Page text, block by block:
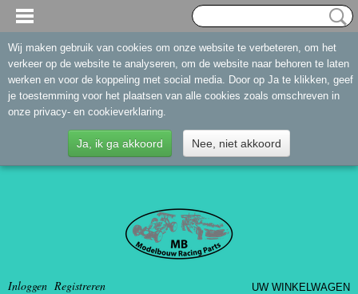
Inloggen Registreren
UW WINKELWAGEN
Wij maken gebruik van cookies om onze website te verbeteren, om het
verkeer op de website te analyseren, om de website naar behoren te laten
werken en voor de koppeling met social media. Door op Ja te klikken, geef
je toestemming voor het plaatsen van alle cookies zoals omschreven in
onze privacy- en cookieverklaring.
Ja, ik ga akkoord Nee, niet akkoord